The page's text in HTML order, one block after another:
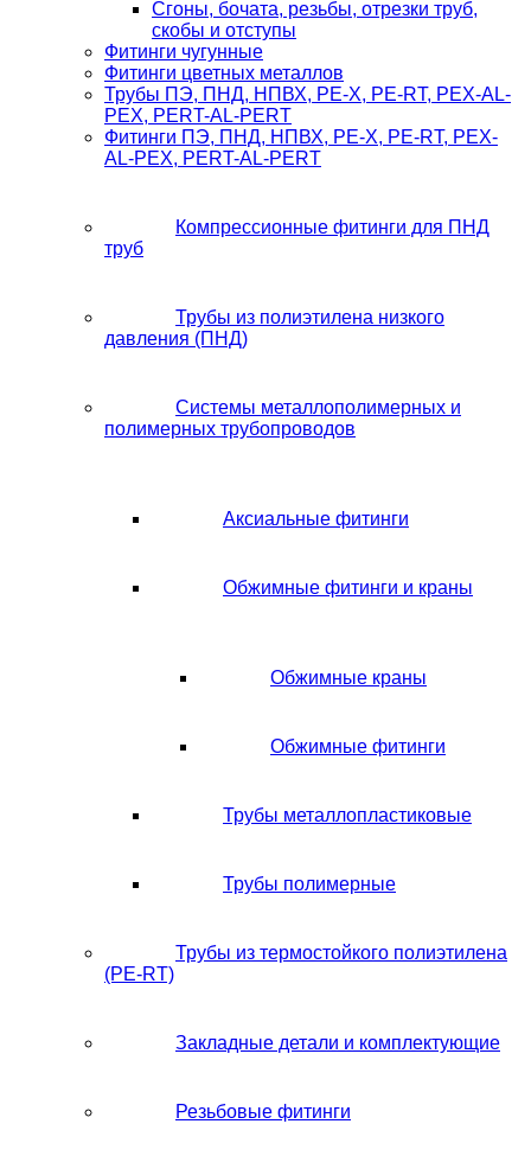
Сгоны, бочата, резьбы, отрезки труб,
скобы и отступы
Фитинги чугунные
Фитинги цветных металлов
Трубы ПЭ, ПНД, НПВХ, PE-X, PE-RT, PEX-AL-
PEX, PERT-AL-PERT
Фитинги ПЭ, ПНД, НПВХ, PE-X, PE-RT, PEX-
AL-PEX, PERT-AL-PERT
Компрессионные фитинги для ПНД
труб
Трубы из полиэтилена низкого
давления (ПНД)
Системы металлополимерных и
полимерных трубопроводов
Аксиальные фитинги
Обжимные фитинги и краны
Обжимные краны
Обжимные фитинги
Трубы металлопластиковые
Трубы полимерные
Трубы из термостойкого полиэтилена
(PE-RT)
Закладные детали и комплектующие
Резьбовые фитинги